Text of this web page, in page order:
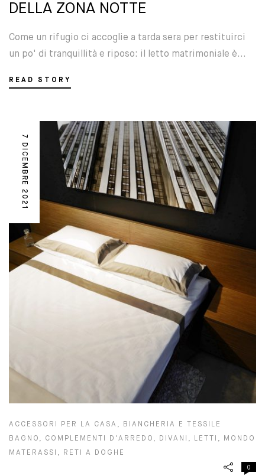
DELLA ZONA NOTTE
Come un rifugio ci accoglie a tarda sera per restituirci
un po' di tranquillità e riposo: il letto matrimoniale è...
READ STORY
7 DICEMBRE 2021
ACCESSORI PER LA CASA ,
BIANCHERIA E TESSILE
BAGNO , COMPLEMENTI D'ARREDO , DIVANI , LETTI ,
MONDO
MATERASSI , RETI A DOGHE
0